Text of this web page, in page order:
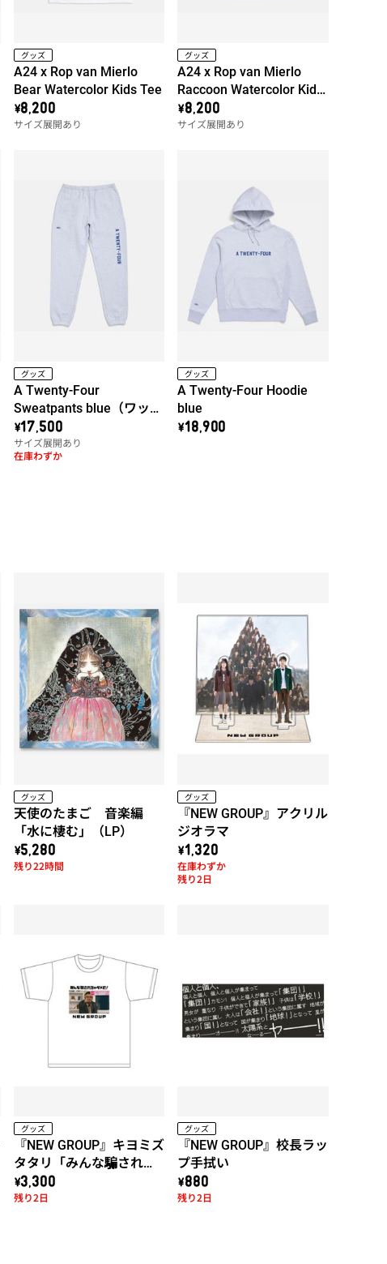
グッズ
A24 x Rop van Mierlo
Bear Watercolor Kids Tee
\8,200
サイズ展開あり
グッズ
A24 x Rop van Mierlo
Raccoon Watercolor Kids
Tee
\8,200
サイズ展開あり
グッズ
A Twenty-Four
Sweatpants blue（ワッペ
ン右）
\17,500
サイズ展開あり
在庫わずか
グッズ
A Twenty-Four Hoodie
blue
\18,900
グッズ
天使のたまご 音楽編
「水に棲む」（LP）
\5,280
残り22時間
グッズ
『NEW GROUP』アクリル
ジオラマ
\1,320
在庫わずか
残り2日
グッズ
『NEW GROUP』キヨミズ
タタリ「みんな騙されち
ゃダメだ！」Tシャツ
\3,300
残り2日
グッズ
『NEW GROUP』校長ラッ
プ手拭い
\880
残り2日